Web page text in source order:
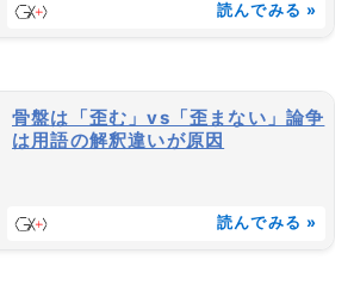
読んでみる »
骨盤は「歪む」vs「歪まない」論争
は用語の解釈違いが原因
読んでみる »